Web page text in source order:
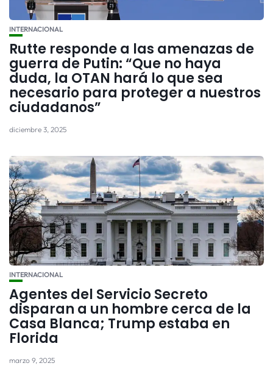
INTERNACIONAL
Rutte responde a las amenazas de
guerra de Putin: “Que no haya
duda, la OTAN hará lo que sea
necesario para proteger a nuestros
ciudadanos”
diciembre 3, 2025
INTERNACIONAL
Agentes del Servicio Secreto
disparan a un hombre cerca de la
Casa Blanca; Trump estaba en
Florida
marzo 9, 2025